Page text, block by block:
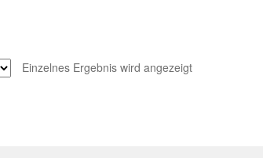
Einzelnes Ergebnis wird angezeigt